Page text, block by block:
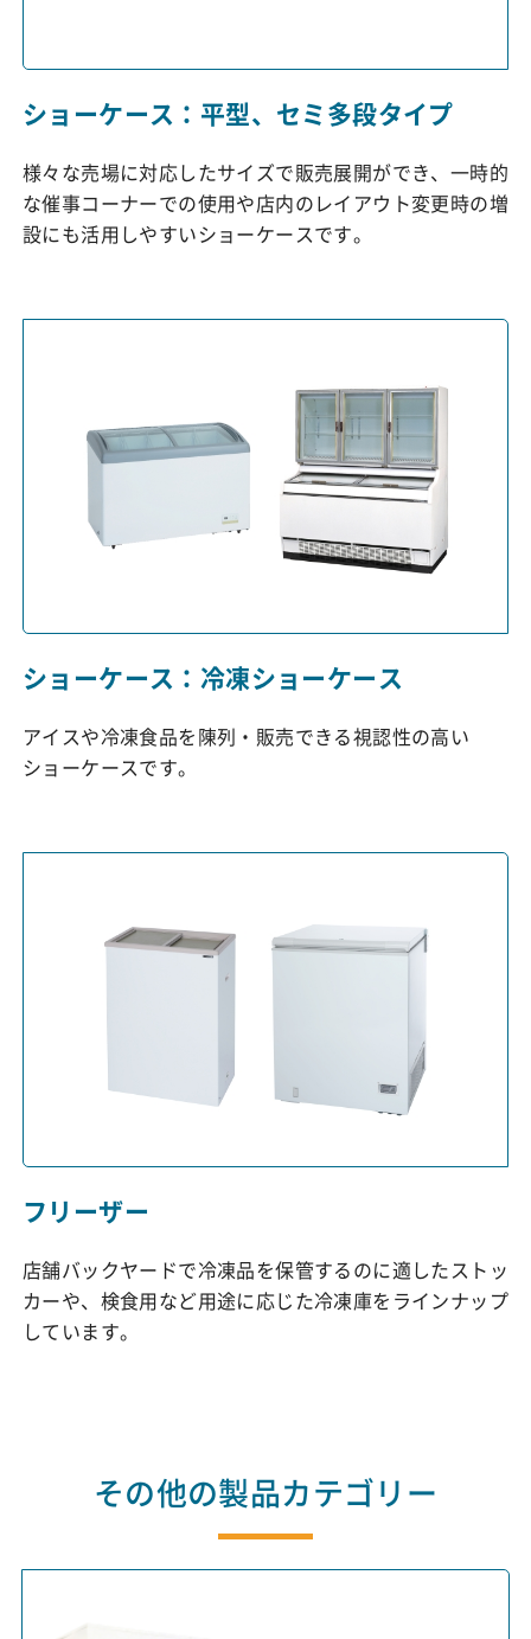
ショーケース：平型、セミ多段タイプ
様々な売場に対応したサイズで販売展開ができ、一時的
な催事コーナーでの使用や店内のレイアウト変更時の増
設にも活用しやすいショーケースです。
ショーケース：冷凍ショーケース
アイスや冷凍食品を陳列・販売できる視認性の高い
ショーケースです。
フリーザー
店舗バックヤードで冷凍品を保管するのに適したストッ
カーや、検食用など用途に応じた冷凍庫をラインナップ
しています。
その他の製品カテゴリー